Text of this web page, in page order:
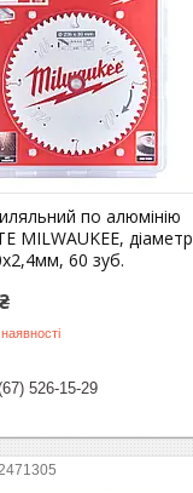
по алюмінію
MILWAUKEE, діаметр
60 зуб.
526-15-29